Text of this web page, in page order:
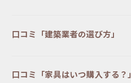
口コミ「建築業者の選び方」
口コミ「家具はいつ購入する？」